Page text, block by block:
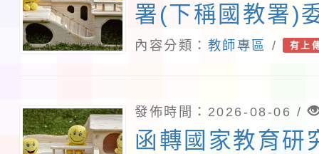
署(下稱國教署)
灣師範大學辦理
畫』海外翱翔組
康學一下』澳洲
內容分類： 教師專區 / 有上
發佈時間：2026-08-06 /
函轉國家教育研